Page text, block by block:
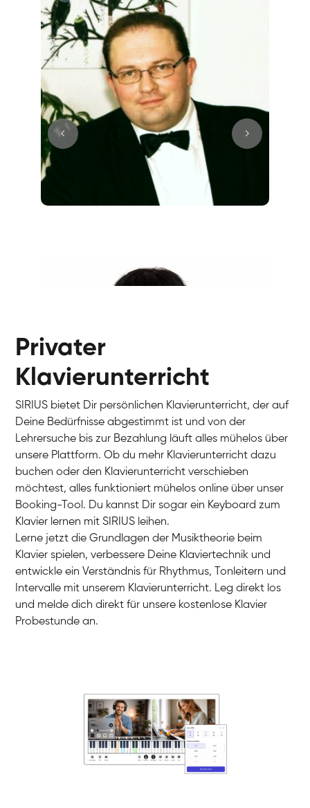
Charlotte
Klavier / Piano / Flügel
Klavier / Piano / Flügel
Klavier / Piano / Flügel
Privater
Klavierunterricht
SIRIUS bietet Dir persönlichen Klavierunterricht, der auf
Deine Bedürfnisse abgestimmt ist und von der
Lehrersuche bis zur Bezahlung läuft alles mühelos über
unsere Plattform. Ob du mehr Klavierunterricht dazu
buchen oder den Klavierunterricht verschieben
möchtest, alles funktioniert mühelos online über unser
Booking-Tool. Du kannst Dir sogar ein Keyboard zum
Klavier lernen mit SIRIUS leihen.
Lerne jetzt die Grundlagen der Musiktheorie beim
Klavier spielen, verbessere Deine Klaviertechnik und
entwickle ein Verständnis für Rhythmus, Tonleitern und
Intervalle mit unserem Klavierunterricht. Leg direkt los
und melde dich direkt für unsere kostenlose Klavier
Probestunde an.